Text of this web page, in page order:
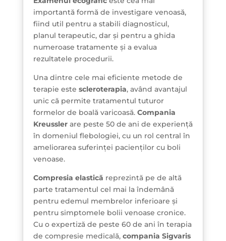
importantă formă de investigare venoasă,
fiind util pentru a stabili diagnosticul,
planul terapeutic, dar și pentru a ghida
numeroase tratamente și a evalua
rezultatele procedurii.
Una dintre cele mai eficiente metode de
terapie este scleroterapia, având avantajul
unic că permite tratamentul tuturor
formelor de boală varicoasă. Compania
Kreusslerare peste 50 de ani de experiență
în domeniul flebologiei, cu un rol central în
ameliorarea suferinței pacienților cu boli
venoase.
Compresia elastică reprezintă pe de altă
parte tratamentul cel mai la îndemână
pentru edemul membrelor inferioare și
pentru simptomele bolii venoase cronice.
Cu o expertiză de peste 60 de ani în terapia
de compresie medicală, compania Sigvaris